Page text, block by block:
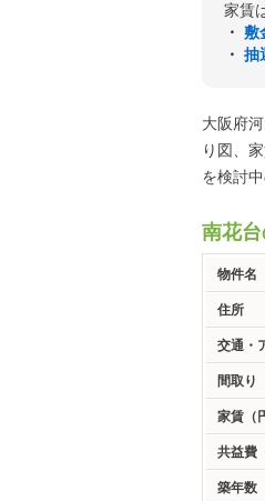
家賃
・ 敷
・ 抽
大阪府
り図、
を検討
南花
物件名
住所
交通・
間取り
家賃（
共益費
築年数